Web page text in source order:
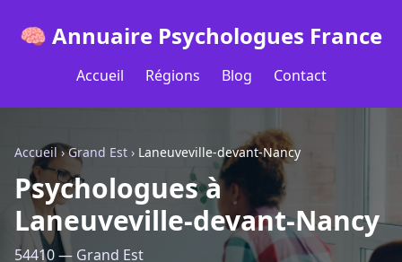
🧠 Annuaire Psychologues France
Accueil Régions Blog Contact
Accueil ›Grand Est › Laneuveville-devant-Nancy
Psychologues à
Laneuveville-devant-Nancy
54410 — Grand Est